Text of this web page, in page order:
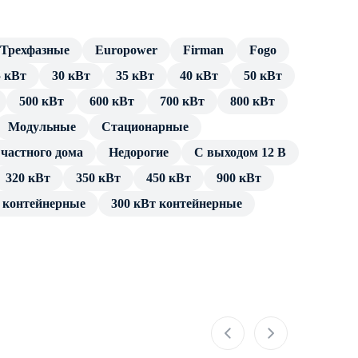
Трехфазные Europower Firman
Fogo
кВт 30 кВт 35 кВт 40 кВт
50 кВт
500 кВт 600 кВт 700 кВт
800 кВт
Модульные
Cтационарные
дома Недорогие
С выходом 12 В
320 кВт 350 кВт 450 кВт
900 кВт
300 кВт контейнерные